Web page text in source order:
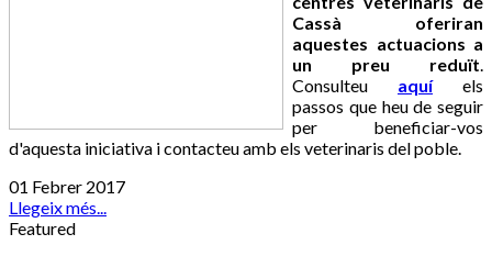
Cassà oferiran
aquestes actuacions a
un preu reduït.
Consulteu aquíels
passos que heu de seguir
per beneficiar-vos
d'aquesta iniciativa i contacteu amb els veterinaris del poble.
01 Febrer 2017
Llegeix més...
Featured